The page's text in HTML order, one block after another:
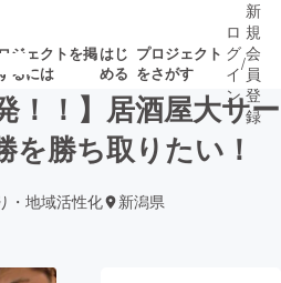
ジェクトを掲
るには
はじ
める
プロジェクト
をさがす
着プロ 募集終了が近いプ
ロジェクト
ロ
グ
イ
ン
/
新
規
会
員
登
録
！！】居酒屋大サー
を勝ち取りたい！
・地域活性化 新潟県